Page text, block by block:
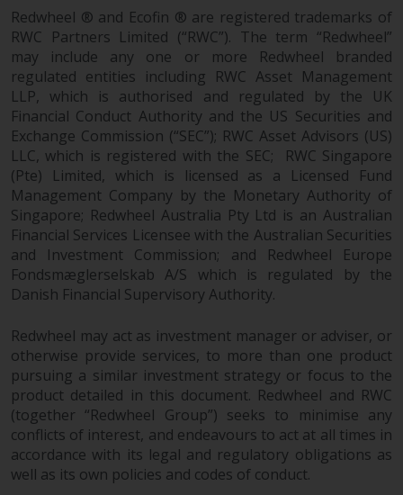
Mit Investitionen in die von
Redwheel und seinen
verbundenen Unternehmen
angebotenen Produkte und
Dienstleistungen sind erhebliche
Risiken verbunden.
Wechselkursschwankungen
können sich positiv oder negativ
auf den Wert von auf
Fremdwährungen lautenden
Finanzinstrumenten auswirken.
Bestimmte Anlagen,
insbesondere alternative Fonds
und Emerging Markets,
beinhalten ein
überdurchschnittliches Risiko und
sind als langfristig anzusehen.
Derivative Instrumente können
mit einem hohen Risiko
verbunden sein. Unterschiedliche
Arten von Fonds oder Anlagen
weisen unterschiedliche
Redwheel ® and Ecofin ® are registered trademarks of
RWC Partners Limited (“RWC”). The term “Redwheel”
may include any one or more Redwheel branded
regulated entities including RWC Asset Management
LLP, which is authorised and regulated by the UK
Financial Conduct Authority and the US Securities and
Exchange Commission (“SEC”); RWC Asset Advisors (US)
LLC, which is registered with the SEC; RWC Singapore
(Pte) Limited, which is licensed as a Licensed Fund
Management Company by the Monetary Authority of
Singapore; Redwheel Australia Pty Ltd is an Australian
Financial Services Licensee with the Australian Securities
and Investment Commission; and Redwheel Europe
Fondsmæglerselskab A/S which is regulated by the
Danish Financial Supervisory Authority.
Redwheel may act as investment manager or adviser, or
otherwise provide services, to more than one product
pursuing a similar investment strategy or focus to the
product detailed in this document. Redwheel and RWC
(together “Redwheel Group”) seeks to minimise any
conflicts of interest, and endeavours to act at all times in
accordance with its legal and regulatory obligations as
well as its own policies and codes of conduct.